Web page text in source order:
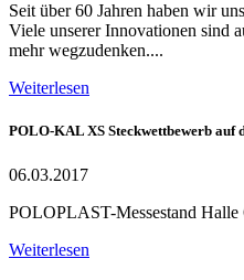
Seit über 60 Jahren haben wir
Viele unserer Innovationen sind
mehr wegzudenken....
Weiterlesen
POLO-KAL XS Steckwettbewerb
06.03.2017
POLOPLAST-Messestand Halle
Weiterlesen